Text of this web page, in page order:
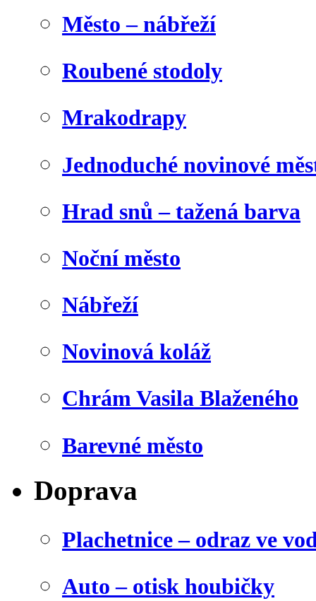
Město – nábřeží
Roubené stodoly
Mrakodrapy
Jednoduché novinové
Hrad snů – tažená barva
Noční město
Nábřeží
Novinová koláž
Chrám Vasila Blaženého
Barevné město
Doprava
Plachetnice – odraz ve
Auto – otisk houbičky